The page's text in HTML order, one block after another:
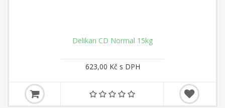
Delikan CD Normal 15kg
623,00 Kč s DPH